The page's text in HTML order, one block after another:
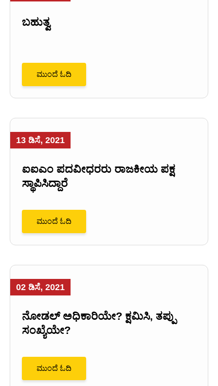
ಬಹುತ್ವ
ಮುಂದೆ ಓದಿ
13 ಡಿಸೆ, 2021
ಐಐಎಂ ಪದವೀಧರರು ರಾಜಕೀಯ ಪಕ್ಷ
ಸ್ಥಾಪಿಸಿದ್ದಾರೆ
ಮುಂದೆ ಓದಿ
02 ಡಿಸೆ, 2021
ನೋಡಲ್ ಅಧಿಕಾರಿಯೇ? ಕ್ಷಮಿಸಿ, ತಪ್ಪು
ಸಂಖ್ಯೆಯೇ?
ಮುಂದೆ ಓದಿ